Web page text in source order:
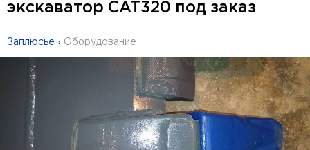
экскаватор CAT320 под заказ
Заплюсье › Оборудование